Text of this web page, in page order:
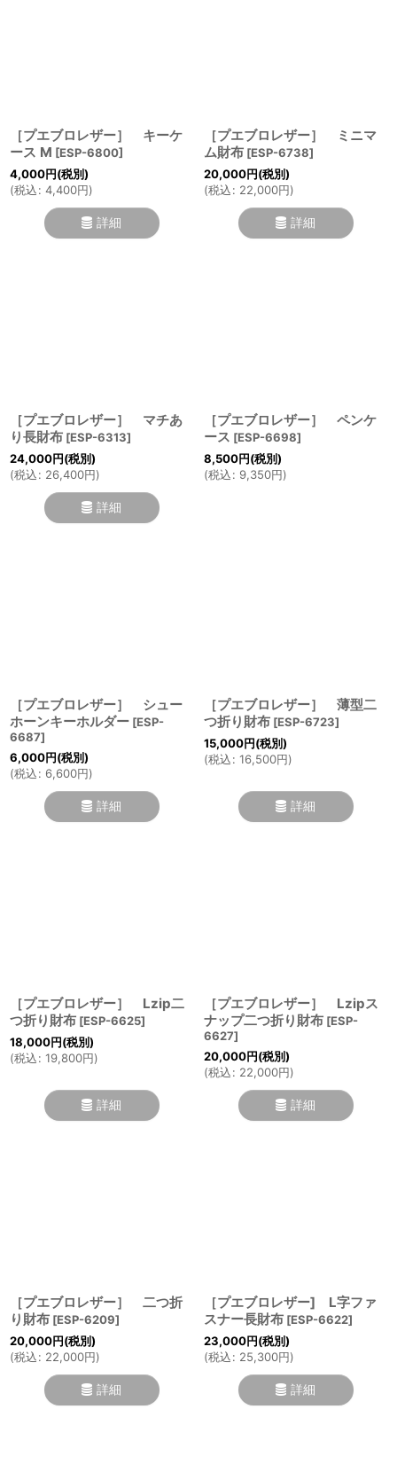
［プエブロレザー］ キーケ
ース M [ESP-6800]
4,000円(税別)
(税込: 4,400円)
詳細
［プエブロレザー］ ミニマ
ム財布 [ESP-6738]
20,000円(税別)
(税込: 22,000円)
詳細
［プエブロレザー］ マチあ
り長財布 [ESP-6313]
24,000円(税別)
(税込: 26,400円)
詳細
［プエブロレザー］ ペンケ
ース [ESP-6698]
8,500円(税別)
(税込: 9,350円)
［プエブロレザー］ シュー
ホーンキーホルダー [ESP-
6687]
6,000円(税別)
(税込: 6,600円)
詳細
［プエブロレザー］ 薄型二
つ折り財布 [ESP-6723]
15,000円(税別)
(税込: 16,500円)
詳細
［プエブロレザー］ Lzip二
つ折り財布 [ESP-6625]
18,000円(税別)
(税込: 19,800円)
詳細
［プエブロレザー］ Lzipス
ナップ二つ折り財布 [ESP-
6627]
20,000円(税別)
(税込: 22,000円)
詳細
［プエブロレザー］ 二つ折
り財布 [ESP-6209]
20,000円(税別)
(税込: 22,000円)
詳細
［プエブロレザー] L字ファ
スナー長財布 [ESP-6622]
23,000円(税別)
(税込: 25,300円)
詳細